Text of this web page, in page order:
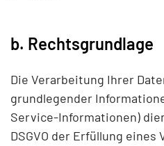
b. Rechtsgrundlage
Die Verarbeitung Ihrer
grundlegender
Service-Informationen)
DSGVO der Erfüllung